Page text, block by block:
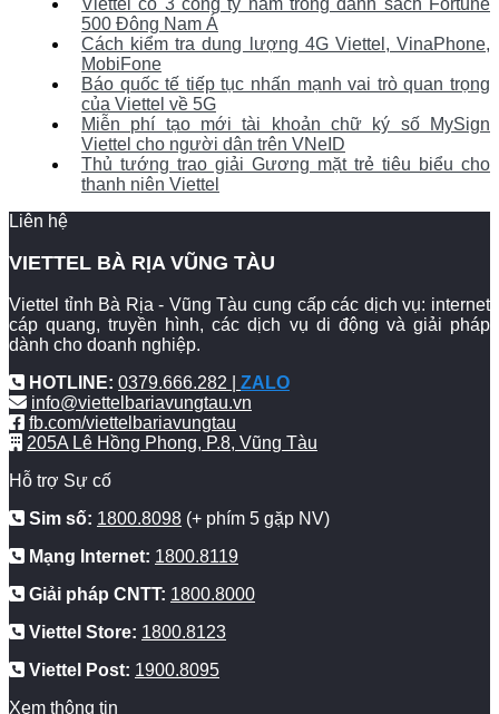
Viettel có 3 công ty nằm trong danh sách Fortune
500 Đông Nam Á
Cách kiểm tra dung lượng 4G Viettel, VinaPhone,
MobiFone
Báo quốc tế tiếp tục nhấn mạnh vai trò quan trọng
của Viettel về 5G
Miễn phí tạo mới tài khoản chữ ký số MySign
Viettel cho người dân trên VNeID
Thủ tướng trao giải Gương mặt trẻ tiêu biểu cho
thanh niên Viettel
Liên hệ
VIETTEL BÀ RỊA VŨNG TÀU
Viettel tỉnh Bà Rịa - Vũng Tàu cung cấp các dịch vụ: internet
cáp quang, truyền hình, các dịch vụ di động và giải pháp
dành cho doanh nghiệp.
HOTLINE: 0379.666.282 | ZALO
info@viettelbariavungtau.vn
fb.com/viettelbariavungtau
205A Lê Hồng Phong, P.8, Vũng Tàu
Hỗ trợ Sự cố
Sim số: 1800.8098 (+ phím 5 gặp NV)
Mạng Internet: 1800.8119
Giải pháp CNTT: 1800.8000
Viettel Store: 1800.8123
Viettel Post: 1900.8095
Xem thông tin